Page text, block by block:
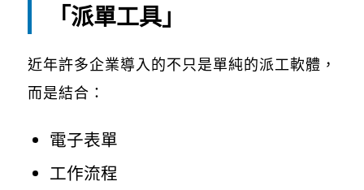
「派單工具」
近年許多企業導入的不只是單純的派工軟體，
而是結合：
電子表單
工作流程